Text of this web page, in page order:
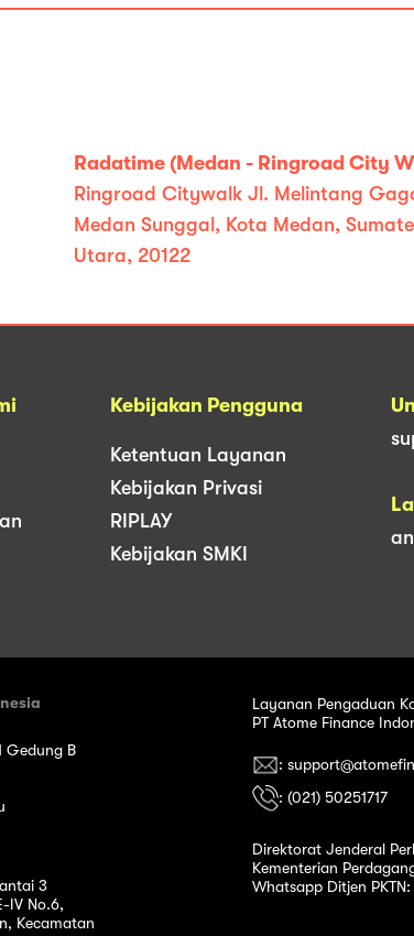
Radatime (Medan - Ringroad City
Ringroad Citywalk Jl. Melintang
Medan Sunggal, Kota Medan,
Utara, 20122
Kebijakan Pengguna
Ketentuan Layanan
Kebijakan Privasi
RIPLAY
Kebijakan SMKI
Gedung B
3
IV No.6,
Kecamatan
Layanan Pengaduan
PT Atome Finance
:
: (021) 50251717
Direktorat Jenderal
Kementerian
Whatsapp Ditjen PKTN: